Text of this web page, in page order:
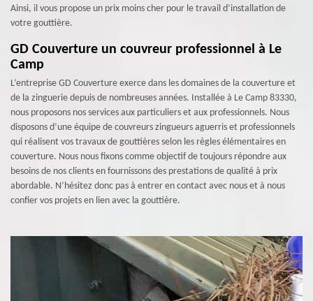
Ainsi, il vous propose un prix moins cher pour le travail d’installation de
votre gouttière.
GD Couverture un couvreur professionnel à Le
Camp
L’entreprise GD Couverture exerce dans les domaines de la couverture et
de la zinguerie depuis de nombreuses années. Installée à Le Camp 83330,
nous proposons nos services aux particuliers et aux professionnels. Nous
disposons d’une équipe de couvreurs zingueurs aguerris et professionnels
qui réalisent vos travaux de gouttières selon les règles élémentaires en
couverture. Nous nous fixons comme objectif de toujours répondre aux
besoins de nos clients en fournissons des prestations de qualité à prix
abordable. N’hésitez donc pas à entrer en contact avec nous et à nous
confier vos projets en lien avec la gouttière.